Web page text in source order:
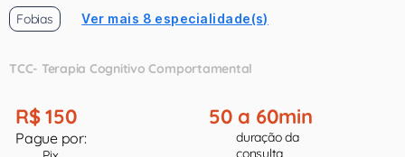
Fobias Ver mais 8 especialidade(s)
TCC- Terapia Cognitivo Comportamental
R$ 150
Pague por:
50 a 60min
duração da
consulta